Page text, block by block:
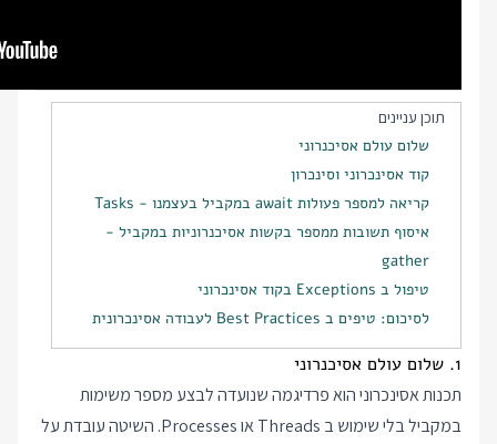
תוכן עניינים
שלום עולם אסיכנרוני
קוד אסינכרוני וסינכרון
קריאה למספר פעולות await במקביל בעצמנו - Tasks
איסוף תשובות ממספר בקשות אסיכנרוניות במקביל -
gather
טיפול ב Exceptions בקוד אסינכרוני
לסיכום: טיפים ב Best Practices לעבודה אסינכרונית
1. שלום עולם אסיכנרוני
תכנות אסינכרוני הוא פרדיגמה שנועדה לבצע מספר משימות
במקביל בלי שימוש ב Threads או Processes. השיטה עובדת על